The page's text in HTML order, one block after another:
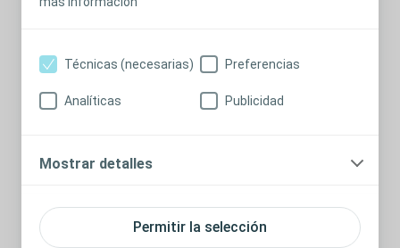
Permitir la selección
Técnicas (necesarias) Preferencias
Analíticas Publicidad
Mostrar detalles